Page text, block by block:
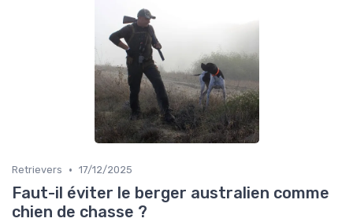
Retrievers • 17/12/2025
Faut-il éviter le berger australien comme
chien de chasse ?